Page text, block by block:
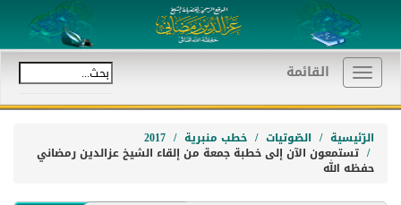
Toggle
navigation
القائمة
الرّئيسية الصّوتيات خطب منبرية 2017
تستمعون الآن إلى خطبة جمعة من إلقاء الشيخ عزالدين رمضاني
حفظه الله